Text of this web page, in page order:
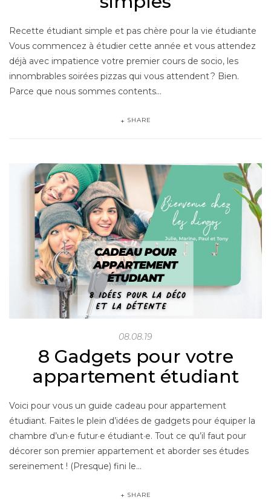
Recette étudiant simple et pas chère pour la vie étudiante
Vous commencez à étudier cette année et vous attendez
déjà avec impatience votre premier cours de socio, les
innombrables soirées pizzas qui vous attendent ? Bien.
Parce que nous sommes contents…
SHARE
08.08.19
8 Gadgets pour votre
appartement étudiant
Voici pour vous un guide cadeau pour appartement
étudiant. Faites le plein d’idées de gadgets pour équiper la
chambre d’un·e futur·e étudiant·e. Tout ce qu’il faut pour
décorer son premier appartement et aborder ses études
sereinement ! (Presque) fini le…
SHARE